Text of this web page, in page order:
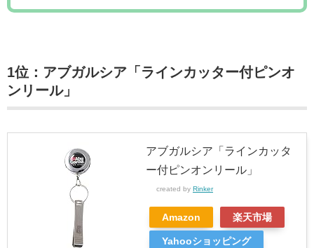
1位：アブガルシア「ラインカッター付ピンオ
ンリール」
アブガルシア「ラインカッタ
ー付ピンオンリール」
created by Rinker
Amazon 楽天市場
Yahooショッピング